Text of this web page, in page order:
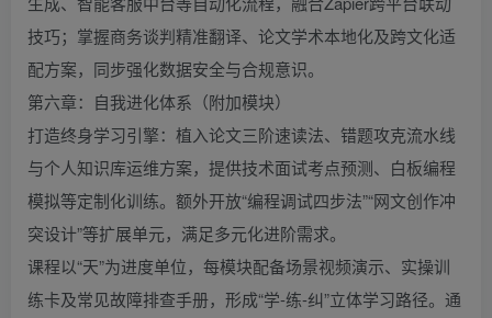
技巧；掌握商务谈判精准翻译、论文学术本地化及跨文化适
配方案，同步强化数据安全与合规意识。
第六章：自我进化体系（附加模块）
打造终身学习引擎：植入论文三阶速读法、错题攻克流水线
与个人知识库运维方案，提供技术面试考点预测、白板编程
模拟等定制化训练。额外开放“编程调试四步法”“网文创作冲
突设计”等扩展单元，满足多元化进阶需求。
课程以“天”为进度单位，每模块配备场景视频演示、实操训
练卡及常见故障排查手册，形成“学-练-纠”立体学习路径。通